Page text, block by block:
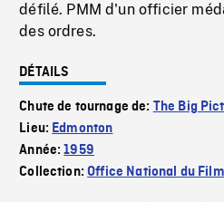
défilé. PMM d'un officier
des ordres.
DÉTAILS
Chute de tournage de: The Big
Lieu: Edmonton
Année:1959
Collection:Office National du Film